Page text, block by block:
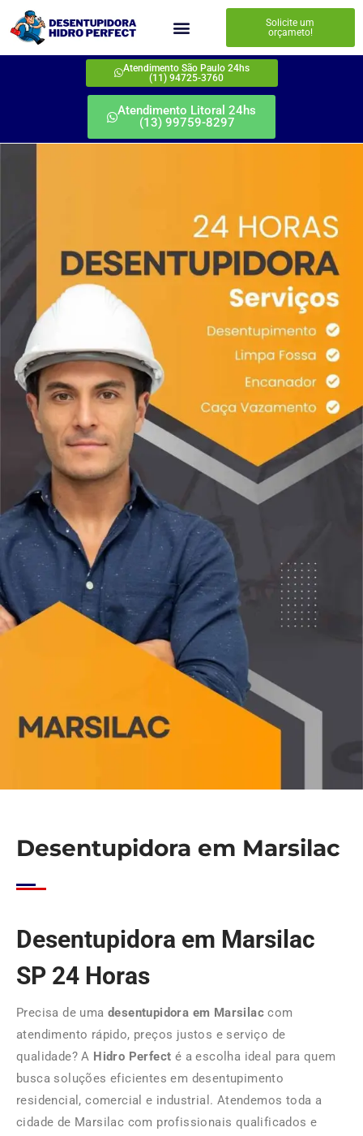
Solicite um
orçameto!
Atendimento São Paulo 24hs
(11) 94725-3760
Atendimento Litoral 24hs
(13) 99759-8297
Desentupidora em Marsilac
Desentupidora em Marsilac
SP 24 Horas
Precisa de uma desentupidora em Marsilac com
atendimento rápido, preços justos e serviço de
qualidade? A Hidro Perfect é a escolha ideal para quem
busca soluções eficientes em desentupimento
residencial, comercial e industrial. Atendemos toda a
cidade de Marsilac com profissionais qualificados e